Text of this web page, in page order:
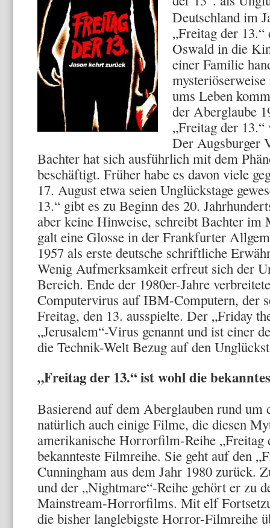
Deutschland im
„Freitag der 13.“
Oswald in die
einer Familie
ums Leben
der Aberglaube
„Freitag der
Der Augsburger
Bachter hat sich ausführlich mit dem
beschäftigt. Früher habe es davon viele
17. August etwa seien Unglückstage
13.“ gibt es zu Beginn des 20.
aber keine Hinweise, schreibt Bachter im
galt eine Glosse in der Frankfurter
1957 als erste deutsche schriftliche
Wenig Aufmerksamkeit erfreut sich der
Bereich. Ende der 1980er-Jahre
Computervirus auf IBM-Computern, der
Freitag, den 13. ausspielte. Der „Friday
„Jerusalem“-Virus genannt und ist einer
die Technik-Welt Bezug auf den
„Freitag der 13.“ ist wohl die
Basierend auf dem Aberglauben rund um
natürlich auch einige Filme, die diesen
amerikanische Horrorfilm-Reihe „Freitag
bekannteste Filmreihe. Sie geht auf den
Cunningham aus dem Jahr 1980 zurück.
und der „Nightmare“-Reihe gehört er zu
Mainstream-Horrorfilms. Mit elf
die bisher langlebigste Horror-Filmreihe